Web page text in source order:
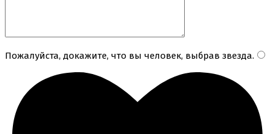
Пожалуйста, докажите, что вы человек, выбрав звезда.